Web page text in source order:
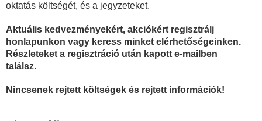
oktatás költségét, és a jegyzeteket.
Aktuális kedvezményekért, akciókért regisztrálj
honlapunkon vagy keress minket elérhetőségeinken.
Részleteket a regisztráció után kapott e-mailben
találsz.
Nincsenek rejtett költségek és rejtett információk!